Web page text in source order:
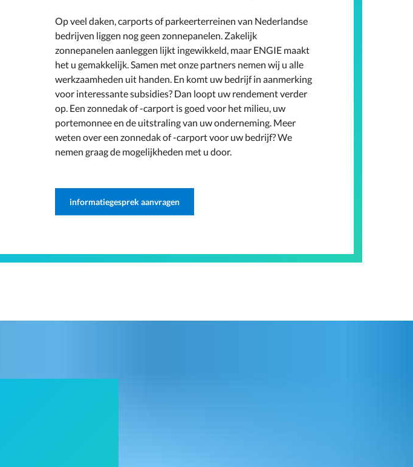
Op veel daken, carports of parkeerterreinen van Nederlandse
bedrijven liggen nog geen zonnepanelen. Zakelijk
zonnepanelen aanleggen lijkt ingewikkeld, maar ENGIE maakt
het u gemakkelijk. Samen met onze partners nemen wij u alle
werkzaamheden uit handen. En komt uw bedrijf in aanmerking
voor interessante subsidies? Dan loopt uw rendement verder
op. Een zonnedak of -carport is goed voor het milieu, uw
portemonnee en de uitstraling van uw onderneming. Meer
weten over een zonnedak of -carport voor uw bedrijf? We
nemen graag de mogelijkheden met u door.
informatiegesprek aanvragen